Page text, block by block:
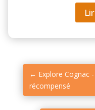
← Explore Cognac
récompensé